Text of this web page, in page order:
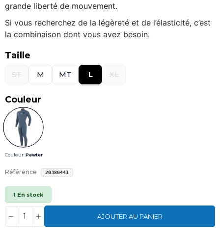
grande liberté de mouvement.
Si vous recherchez de la légèreté et de l’élasticité, c’est
la combinaison dont vous avez besoin.
Taille
ST M MT L XL
Couleur
Couleur :Pewter
Référence 20380441
1 En stock
AJOUTER AU PANIER